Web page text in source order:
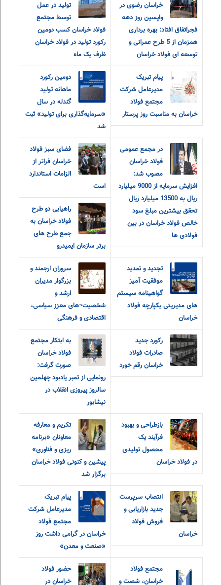
خراسان رضوی در
واپسین روز دهه
فجراتفاق افتاد: بهره برداری
همزمان از 5 طرح عمرانی و
توسعه ای فولاد خراسان
تولید در عمل
توسط مجتمع
فولاد خراسان کسب دومین
رکورد تولید در فولاد خراسان
ظرف یک ماه
پیام تبریک
مدیرعامل شرکت
مجتمع فولاد
خراسان به مناسبت روز پرستار
دومین رکورد
ماهانه تولید
گندله در سال
«سرمایه‌گذاری برای تولید» ثبت
شد
در مجمع عمومی
فولاد خراسان
مصوب شد:
افزایش سرمایه از 9000 میلیارد
ریال به 13500 میلیارد ریال
تحقق بیشترین مبلغ سود
خالص فولاد خراسان در بین
فولادی ها
فضای سبز فولاد
خراسان فراتر از
الزامات استاندارد
است
راهیابی دو طرح
فولاد خراسان به
جمع طرح های
برتر سازمان ایمیدرو
تجدید و تمدید
موفقیت آمیز
گواهینامه سیستم
های مدیریتی یکپارچه فولاد
خراسان
سروران ارجمند و
بزرگوار مدیران
ارشد و
شخصیت¬های معزز سیاسی،
اقتصادی و فرهنگی
رکورد جدید
صادرات فولاد
خراسان رقم خورد
به ابتکار مجتمع
فولاد خراسان
صورت گرفت:
رونمایی از تمبر یادبود چهلمین
سالروز پیروزی انقلاب در
نیشابور
بازطراحی و بهبود
فرآیند یک
محصول تولیدی
در فولاد خراسان
تکریم و معارفه
معاونان «برنامه
ریزی و فناوری»
پیشین و کنونی فولاد خراسان
برگزار شد
انتصاب سرپرست
جدید بازاریابی و
فروش فولاد
خراسان
پیام تبریک
مدیرعامل شرکت
مجتمع فولاد
خراسان در گرامی داشت روز
«صنعت و معدن»
مجتمع فولاد
خراسان، شصت و
حضور فولاد
خراسان در